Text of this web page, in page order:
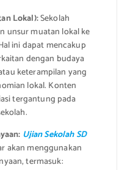
Lokal):Sekolah
unsur muatan lokal ke
ini dapat mencakup
dengan budaya
keterampilan yang
lokal. Konten
tergantung pada
Ujian Sekolah SD
akan menggunakan
termasuk: